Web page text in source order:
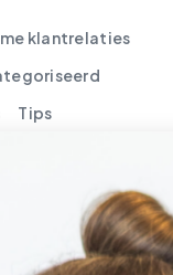
klantrelaties
Tips